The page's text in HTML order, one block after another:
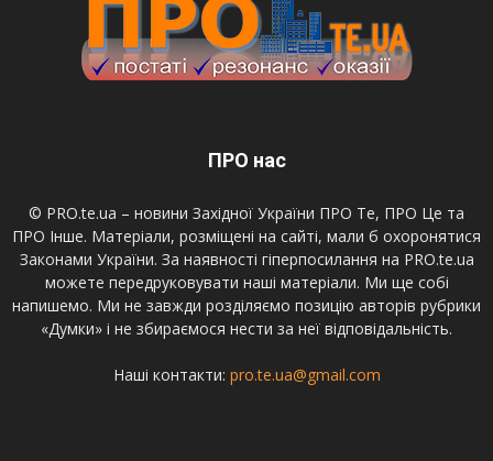
ПРО нас
© PRO.te.ua – новини Західної України ПРО Те, ПРО Це та
ПРО Інше. Матеріали, розміщені на сайті, мали б охоронятися
Законами України. За наявності гіперпосилання на PRO.te.ua
можете передруковувати наші матеріали. Ми ще собі
напишемо. Ми не завжди розділяємо позицію авторів рубрики
«Думки» і не збираємося нести за неї відповідальність.
Наші контакти: pro.te.ua@gmail.com